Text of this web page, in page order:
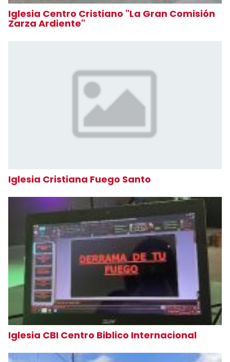
Iglesia Centro Cristiano "La Gran Comisión
Zarza Ardiente"
Iglesia Cristiana Fuego Santo
Iglesia CBI Centro Biblico Internacional